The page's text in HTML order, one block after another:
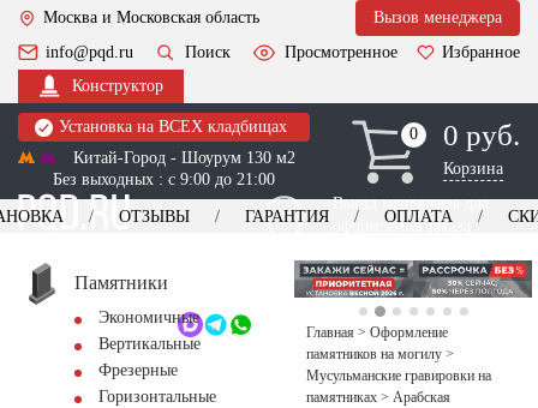
Москва и Московская область
Вызов менеджера
info@pqd.ru
Поиск Просмотренное
Избранное
Конструктор
Установка на ВСЕХ кладбищах
Китай-Город - Шоурум 130 м2
Без выходных : с 9:00 до 21:00
0
0 0 руб.
Корзина
Выезд менеджера для
оформления заказа
+7 (495) 518-44-23
Обратный звонок
ОТЗЫВЫ ГАРАНТИЯ ОПЛАТА
Памятники
Экономичные
Вертикальные
Фрезерные
Горизонтальные
Главная > Оформление
памятников на могилу >
Мусульманские гравировки на
памятниках > Арабская